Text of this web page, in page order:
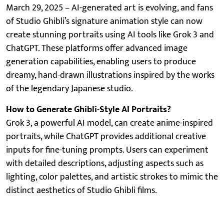
March 29, 2025 – AI-generated art is evolving, and fans
of Studio Ghibli’s signature animation style can now
create stunning portraits using AI tools like Grok 3 and
ChatGPT. These platforms offer advanced image
generation capabilities, enabling users to produce
dreamy, hand-drawn illustrations inspired by the works
of the legendary Japanese studio.
How to Generate Ghibli-Style AI Portraits?
Grok 3, a powerful AI model, can create anime-inspired
portraits, while ChatGPT provides additional creative
inputs for fine-tuning prompts. Users can experiment
with detailed descriptions, adjusting aspects such as
lighting, color palettes, and artistic strokes to mimic the
distinct aesthetics of Studio Ghibli films.